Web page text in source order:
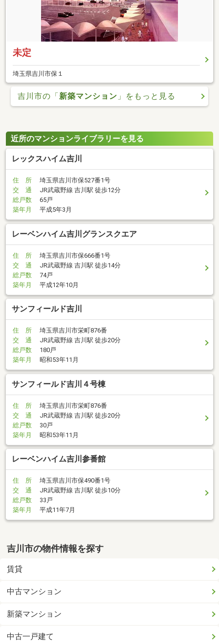
未定
埼玉県吉川市保１
吉川市の「 新築マンション 」をもっと見る
近所のマンションライブラリーを見る
レックスハイム吉川
住 所
埼玉県吉川市保527番1号
交 通
JR武蔵野線 吉川駅 徒歩12分
総戸数
65戸
築年月
平成5年3月
レーベンハイム吉川グランスクエア
住 所
埼玉県吉川市保666番1号
交 通
JR武蔵野線 吉川駅 徒歩14分
総戸数
74戸
築年月
平成12年10月
サンフィールド吉川
住 所
埼玉県吉川市栄町876番
交 通
JR武蔵野線 吉川駅 徒歩20分
総戸数
180戸
築年月
昭和53年11月
サンフィールド吉川４号棟
住 所
埼玉県吉川市栄町876番
交 通
JR武蔵野線 吉川駅 徒歩20分
総戸数
30戸
築年月
昭和53年11月
レーベンハイム吉川参番館
住 所
埼玉県吉川市保490番1号
交 通
JR武蔵野線 吉川駅 徒歩10分
総戸数
33戸
築年月
平成11年7月
吉川市の物件情報を探す
賃貸
中古マンション
新築マンション
中古一戸建て